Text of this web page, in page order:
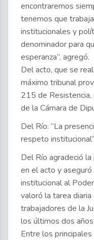
encontraremos
tenemos que
institucionales y
denominador para
esperanza”, agregó.
Del acto, que se
máximo tribunal
215 de
de la Cámara de
Del Río: “La
respeto institucional”
Del Río agradeció
en el acto y
institucional al
valoró la tarea
trabajadores de la
los últimos dos
Entre los